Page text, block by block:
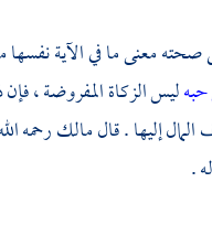
معنى ما في الآية نفسها
ليس الزكاة المفروضة ،
إليها . قالمالكرحمه
.